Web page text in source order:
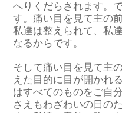
へりくだらされます。
す。痛い目を見て主の
私達は整えられて、私
なるからです。
そして痛い目を見て主
えた目的に目が開かれ
はすべてのものをご自
さえもわざわいの日の